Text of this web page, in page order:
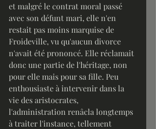
et malgré le contrat moral passé
avec son défunt mari, elle n'en
restait pas moins marquise de
Froideville, vu qu'aucun divorce
n'avait été prononcé. Elle réclamait
donc une partie de l'héritage, non
pour elle mais pour sa fille. Peu
enthousiaste à intervenir dans la
vie des aristocrates,
l'administration renâcla longtemps
à traiter l'instance, tellement